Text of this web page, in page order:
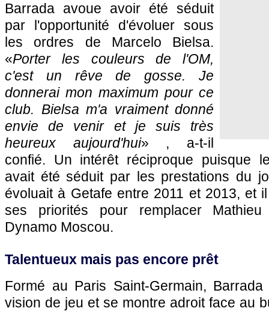
Barrada avoue avoir été séduit
par l'opportunité d'évoluer sous
les ordres de Marcelo Bielsa.
«Porter les couleurs de l'OM,
c'est un rêve de gosse. Je
donnerai mon maximum pour ce
club. Bielsa m'a vraiment donné
envie de venir et je suis très
heureux aujourd'hui» , a-t-il
confié. Un intérêt réciproque puisque
avait été séduit par les prestations du
évoluait à Getafe entre 2011 et 2013, et
ses priorités pour remplacer
Dynamo Moscou.
Talentueux mais pas encore prêt
Formé au Paris Saint-Germain,
vision de jeu et se montre adroit face au